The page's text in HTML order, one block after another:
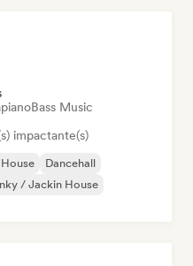
Bass Music
impactante(s)
Dancehall
/ Jackin House